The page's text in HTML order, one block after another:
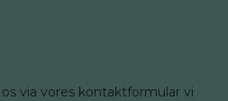
via vores kontaktformular vi